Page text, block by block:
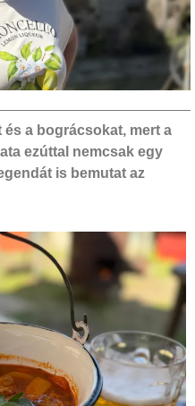
és a bográcsokat, mert a
ezúttal nemcsak egy
is bemutat az